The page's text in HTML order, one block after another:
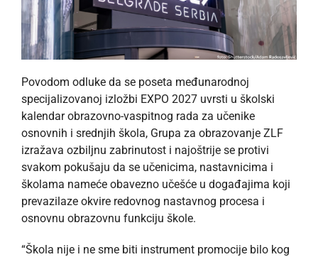
Povodom odluke da se poseta međunarodnoj
specijalizovanoj izložbi EXPO 2027 uvrsti u školski
kalendar obrazovno-vaspitnog rada za učenike
osnovnih i srednjih škola, Grupa za obrazovanje ZLF
izražava ozbiljnu zabrinutost i najoštrije se protivi
svakom pokušaju da se učenicima, nastavnicima i
školama nameće obavezno učešće u događajima koji
prevazilaze okvire redovnog nastavnog procesa i
osnovnu obrazovnu funkciju škole.
“Škola nije i ne sme biti instrument promocije bilo kog